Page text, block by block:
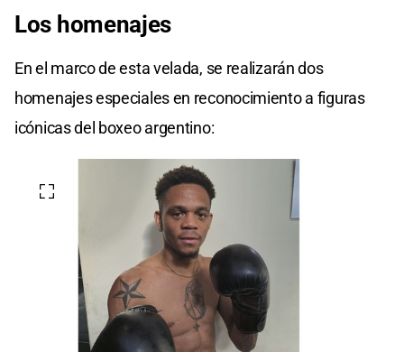
Los homenajes
En el marco de esta velada, se realizarán dos
homenajes especiales en reconocimiento a figuras
icónicas del boxeo argentino: